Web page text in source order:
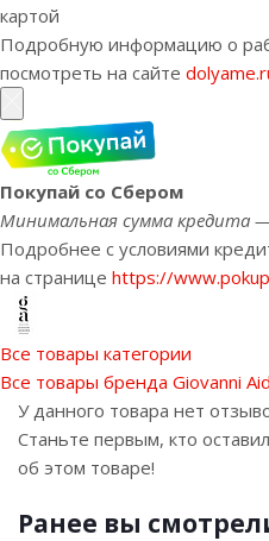
картой
Подробную информацию о
посмотреть на сайте
Покупай со Сбером
Минимальная сумма кредита
Подробнее с условиями
на странице https://
Все товары категории
Все товары бренда Giovanni
У данного товара нет
Станьте первым, кто
об этом товаре!
Ранее вы